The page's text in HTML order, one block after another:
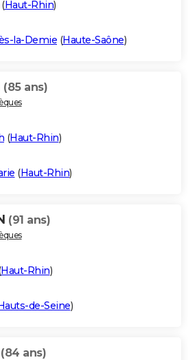
(Haut-Rhin)
la-Demie (Haute-Saône)
(85 ans)
(Haut-Rhin)
(Haut-Rhin)
(91 ans)
Haut-Rhin)
de-Seine)
(84 ans)